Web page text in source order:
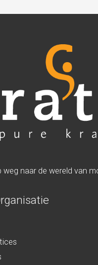
weg naar de wereld van